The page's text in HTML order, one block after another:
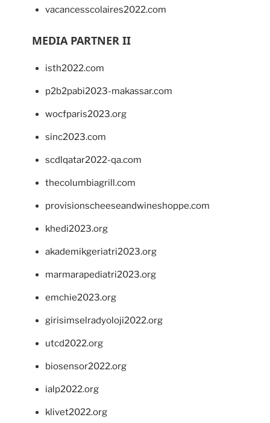
vacancesscolaires2022.com
MEDIA PARTNER II
isth2022.com
p2b2pabi2023-makassar.com
wocfparis2023.org
sinc2023.com
scdlqatar2022-qa.com
thecolumbiagrill.com
provisionscheeseandwineshoppe.com
khedi2023.org
akademikgeriatri2023.org
marmarapediatri2023.org
emchie2023.org
girisimselradyoloji2022.org
utcd2022.org
biosensor2022.org
ialp2022.org
klivet2022.org